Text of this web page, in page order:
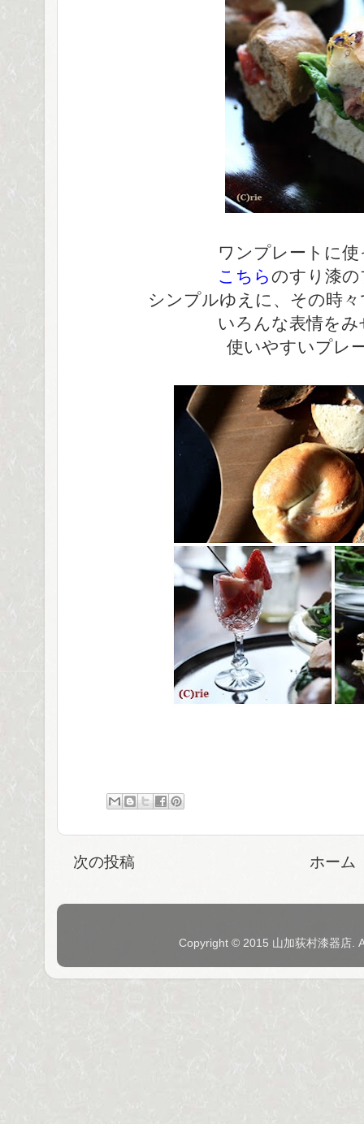
ワンプレートに
こちらのすり漆
シンプルゆえに、その時
いろんな表情を
使いやすいプレ
次の投稿 ホーム
Copyright © 2015 山加荻村漆器店.